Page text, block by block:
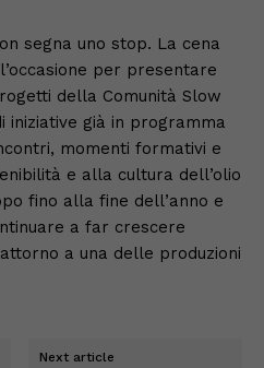
segna uno stop. La cena
per presentare
della Comunità Slow
iniziative già in programma
momenti formativi e
e alla cultura dell’olio
fino alla fine dell’anno e
a far crescere
a una delle produzioni
Next article